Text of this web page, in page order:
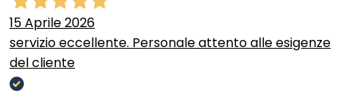
15 Aprile 2026
servizio eccellente. Personale attento alle esigenze
del cliente